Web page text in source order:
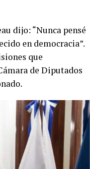
dijo: “Nunca pensé
en democracia”.
que
de Diputados